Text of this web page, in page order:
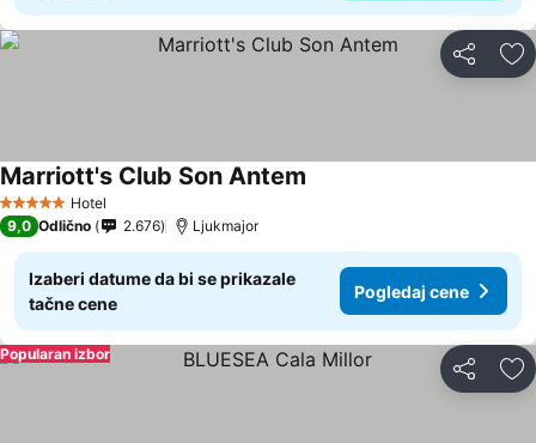
Deli
5 ZvezdiceHotel
Marriott's Club Son Antem
9,0 Odlično 2.676 Ljukmajor
Izaberi datume da bi se prikazale
tačne cene
Pogledaj cene
Deli
Popularan izbor